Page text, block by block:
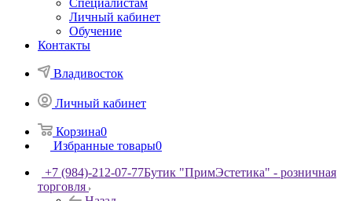
Специалистам
Личный кабинет
Обучение
Контакты
Владивосток
Личный кабинет
Корзина0
Избранные товары0
+7 (984)-212-07-77Бутик "ПримЭстетика" - розничная
торговля